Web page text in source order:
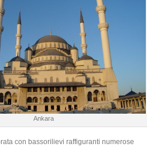
Ankara
con bassorilievi raffiguranti numerose